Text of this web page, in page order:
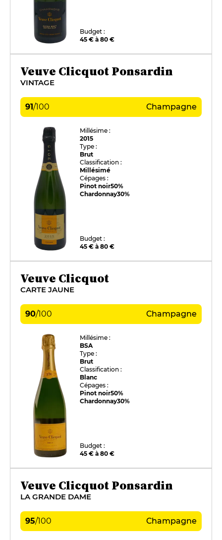
Budget :
45 € à 80 €
Veuve Clicquot Ponsardin
VINTAGE
91/100 Champagne
Millésime :
2015
Type :
Brut
Classification :
Millésimé
Cépages :
Pinot noir50%
Chardonnay30%
Budget :
45 € à 80 €
Veuve Clicquot
CARTE JAUNE
90/100 Champagne
Millésime :
BSA
Type :
Brut
Classification :
Blanc
Cépages :
Pinot noir50%
Chardonnay30%
Budget :
45 € à 80 €
Veuve Clicquot Ponsardin
LA GRANDE DAME
95/100 Champagne